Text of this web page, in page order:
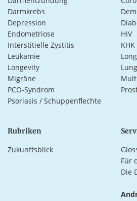
Darmkrebs
Depression
Endometriose
HIV
Interstitielle Zystitis
Leukämie
Longevity
Migräne
PCO-Syndrom
Psoriasis / Schuppenflechte
Rubriken
Zukunftsblick
Für
Die